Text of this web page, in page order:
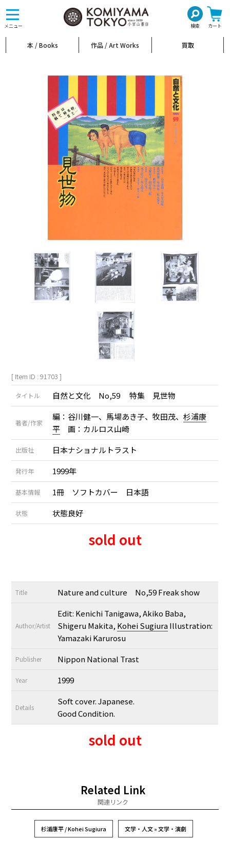
メニュー 検索 カート
toggle
navigation
本 / Books 作品 / Art Works 買取
[ Item ID : 91703 ]
タイトル 自然と文化 No,59 特集 見世物
著者/作家
編：谷川健一、馬場あき子、牧田茂、杉浦康
平 画：カルロス山崎
出版社 日本ナショナルトラスト
発行年 1999年
基本情報 1冊 ソフトカバー 日本語
状態 状態良好
sold out
Title Nature and culture No,59 Freak show
Author/Artist
Edit: Kenichi Tanigawa, Akiko Baba,
Shigeru Makita, Kohei Sugiura Illustration:
Yamazaki Karurosu
Publisher Nippon National Trast
Year 1999
Details
Soft cover. Japanese.
Good Condition.
sold out
Related Link
関連リンク
杉浦康平 / Kohei Sugiura 文学・人文 » 文学・演劇